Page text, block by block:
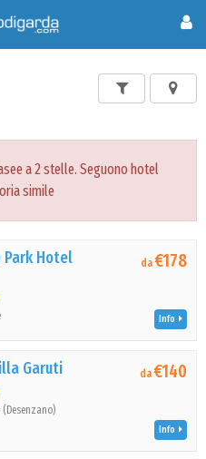
a 2 stelle. Seguono hotel
simile
Park Hotel
da€178
Info
Garuti
(Desenzano)
da€140
Info